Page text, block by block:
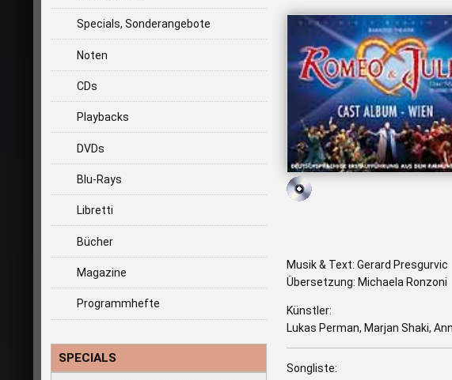
Specials, Sonderangebote
Noten
CDs
Playbacks
DVDs
Blu-Rays
Libretti
Bücher
Magazine
Programmhefte
SPECIALS
Musik & Text: Gerard Presgurvic
Übersetzung: Michaela Ronzoni
Künstler:
Lukas Perman, Marjan Shaki,
Songliste: